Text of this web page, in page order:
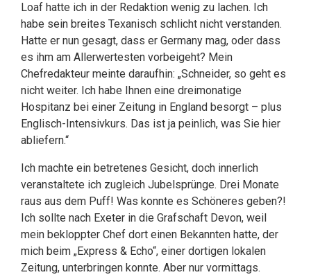
Loaf hatte ich in der Redaktion wenig zu lachen. Ich
habe sein breites Texanisch schlicht nicht verstanden.
Hatte er nun gesagt, dass er Germany mag, oder dass
es ihm am Allerwertesten vorbeigeht? Mein
Chefredakteur meinte daraufhin: „Schneider, so geht es
nicht weiter. Ich habe Ihnen eine dreimonatige
Hospitanz bei einer Zeitung in England besorgt – plus
Englisch-Intensivkurs. Das ist ja peinlich, was Sie hier
abliefern.“
Ich machte ein betretenes Gesicht, doch innerlich
veranstaltete ich zugleich Jubelsprünge. Drei Monate
raus aus dem Puff! Was konnte es Schöneres geben?!
Ich sollte nach Exeter in die Grafschaft Devon, weil
mein bekloppter Chef dort einen Bekannten hatte, der
mich beim „Express & Echo“, einer dortigen lokalen
Zeitung, unterbringen konnte. Aber nur vormittags.